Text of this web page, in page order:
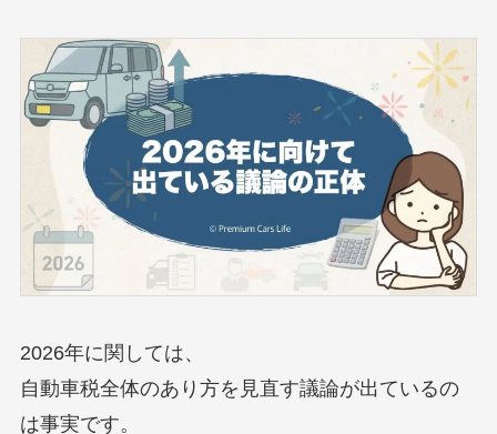
2026年に関しては、
自動車税全体のあり方を見直す議論が出ているの
は事実です。